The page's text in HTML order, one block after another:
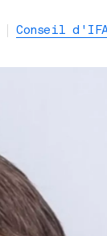
Conseil